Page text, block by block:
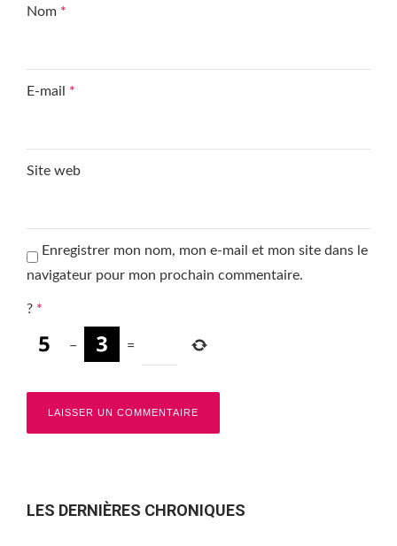
Nom *
E-mail *
Site web
Enregistrer mon nom, mon e-mail et mon site dans le
navigateur pour mon prochain commentaire.
? *
− =
LES DERNIÈRES CHRONIQUES